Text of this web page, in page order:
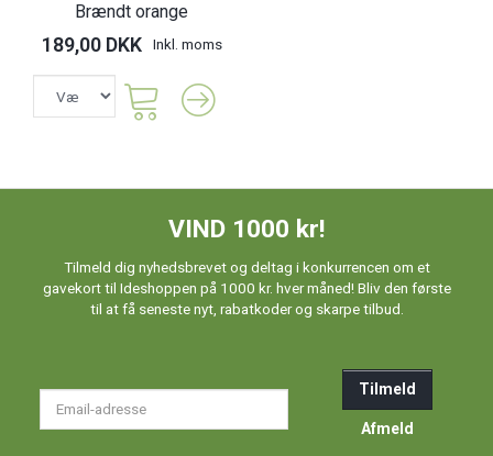
Brændt orange
189,00 DKK Inkl. moms
VIND 1000 kr!
Tilmeld dig nyhedsbrevet og deltag i konkurrencen om et
gavekort til Ideshoppen på 1000 kr. hver måned! Bliv den første
til at få seneste nyt, rabatkoder og skarpe tilbud.
Tilmeld
Afmeld